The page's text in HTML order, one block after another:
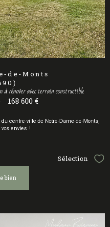
de-Monts
avec terrain constructible
- 168 600 €
centre-ville de Notre-Dame-de-Monts,
envies !
Sélection
bien